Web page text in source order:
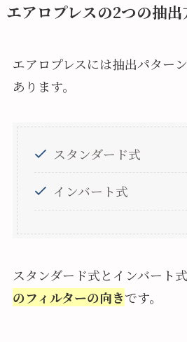
エアロプレスの2つの抽
エアロプレスには抽出パター
あります。
スタンダード式
インバート式
スタンダード式とインバート式
のフィルターの向きです。